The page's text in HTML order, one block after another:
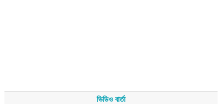
ভিডিও বার্তা